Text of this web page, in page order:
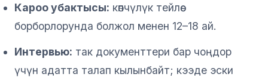
Кароо убактысы: көпчүлүк тейлөө
борборлорунда болжол менен 12–18 ай.
Интервью: так документтери бар чоңдор
үчүн адатта талап кылынбайт; кээде эски